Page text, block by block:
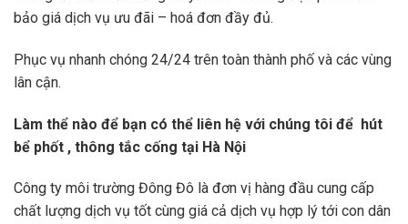
bảo giá dịch vụ ưu đãi – hoá đơn đầy đủ.
Phục vụ nhanh chóng 24/24 trên toàn thành phố và các vùng
lân cận.
Làm thể nào để bạn có thể liên hệ với chúng tôi để hút
bể phốt , thông tắc cống tại Hà Nội
Công ty môi trường Đông Đô là đơn vị hàng đầu cung cấp
chất lượng dịch vụ tốt cùng giá cả dịch vụ hợp lý tới con dân